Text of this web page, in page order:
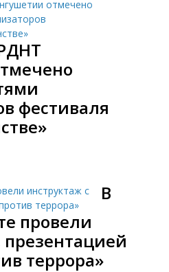
фестиваля
В
провели
презентацией
террора»